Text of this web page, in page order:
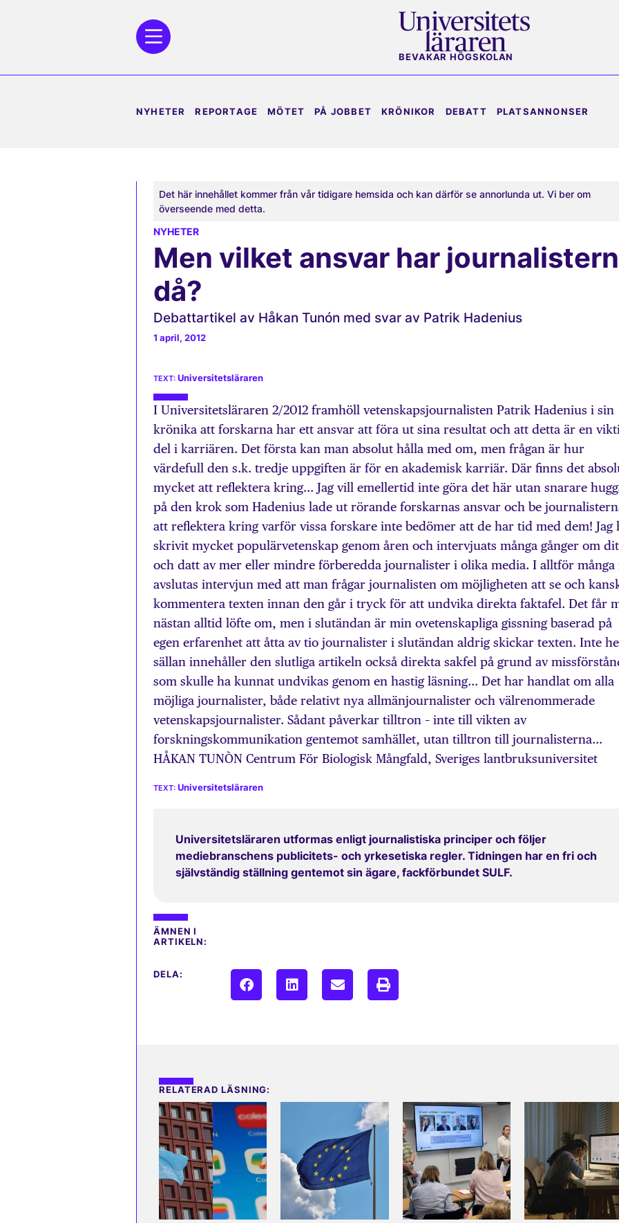
BEVAKAR HÖGSKOLAN
NYHETER REPORTAGE MÖTET PÅ JOBBET KRÖNIKOR DEBATT PLATSANNONSER
Det här innehållet kommer från vår tidigare hemsida och kan därför se annorlunda ut. Vi ber om
överseende med detta.
NYHETER
Men vilket ansvar har
då?
Debattartikel av Håkan Tunón med svar av Patrik Hadenius
1 april, 2012
Universitetsläraren
I Universitetsläraren 2/2012 framhöll vetenskapsjournalisten Patrik Hadenius i sin
krönika att forskarna har ett ansvar att föra ut sina resultat och att detta är en
del i karriären. Det första kan man absolut hålla med om, men frågan är hur
värdefull den s.k. tredje uppgiften är för en akademisk karriär. Där finns det
mycket att reflektera kring… Jag vill emellertid inte göra det här utan snarare
på den krok som Hadenius lade ut rörande forskarnas ansvar och be
att reflektera kring varför vissa forskare inte bedömer att de har tid med dem! Jag
skrivit mycket populärvetenskap genom åren och intervjuats många gånger om
och datt av mer eller mindre förberedda journalister i olika media. I alltför många
avslutas intervjun med att man frågar journalisten om möjligheten att se och
kommentera texten innan den går i tryck för att undvika direkta faktafel. Det får
nästan alltid löfte om, men i slutändan är min ovetenskapliga gissning baserad på
egen erfarenhet att åtta av tio journalister i slutändan aldrig skickar texten. Inte
sällan innehåller den slutliga artikeln också direkta sakfel på grund av
som skulle ha kunnat undvikas genom en hastig läsning… Det har handlat om alla
möjliga journalister, både relativt nya allmänjournalister och välrenommerade
vetenskapsjournalister. Sådant påverkar tilltron – inte till vikten av
forskningskommunikation gentemot samhället, utan tilltron till journalisterna…
HÅKAN TUNÒN Centrum För Biologisk Mångfald, Sveriges lantbruksuniversitet
Universitetsläraren
Universitetsläraren utformas enligt journalistiska principer och följer
mediebranschens publicitets- och yrkesetiska regler. Tidningen har en fri och
självständig ställning gentemot sin ägare, fackförbundet SULF.
ÄMNEN I
ARTIKELN:
DELA:
RELATERAD LÄSNING: